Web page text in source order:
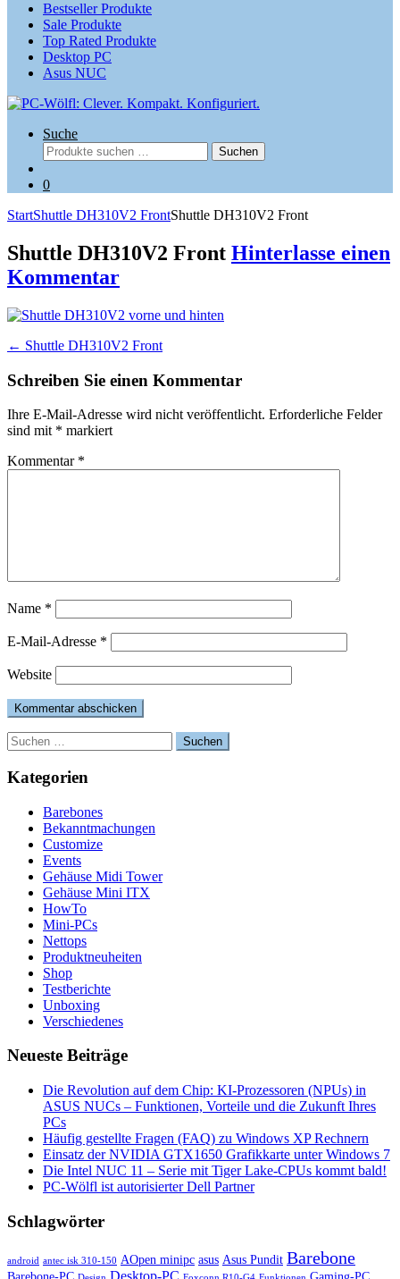
Bestseller Produkte
Sale Produkte
Top Rated Produkte
Desktop PC
Asus NUC
Suche
Suchen
nach:
Suchen
0
StartShuttle DH310V2 FrontShuttle DH310V2 Front
Shuttle DH310V2 Front Hinterlasse einen
Kommentar
Beitragsnavigation
← Shuttle DH310V2 Front
Schreiben Sie einen Kommentar
Ihre E-Mail-Adresse wird nicht veröffentlicht. Erforderliche Felder
sind mit * markiert
Kommentar *
Name *
E-Mail-Adresse *
Website
Suchen
nach:
Kategorien
Barebones
Bekanntmachungen
Customize
Events
Gehäuse Midi Tower
Gehäuse Mini ITX
HowTo
Mini-PCs
Nettops
Produktneuheiten
Shop
Testberichte
Unboxing
Verschiedenes
Neueste Beiträge
Die Revolution auf dem Chip: KI-Prozessoren (NPUs) in
ASUS NUCs – Funktionen, Vorteile und die Zukunft Ihres
PCs
Häufig gestellte Fragen (FAQ) zu Windows XP Rechnern
Einsatz der NVIDIA GTX1650 Grafikkarte unter Windows 7
Die Intel NUC 11 – Serie mit Tiger Lake-CPUs kommt bald!
PC-Wölfl ist autorisierter Dell Partner
Schlagwörter
android antec isk 310-150 AOpen minipc asus Asus Pundit Barebone
Desktop-PC